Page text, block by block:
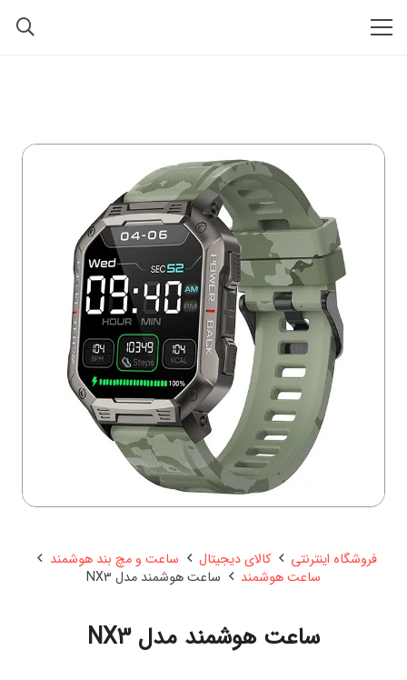
فروشگاه اینترنتی کالای دیجیتال
ساعت و مچ بند هوشمند
ساعت هوشمند
ساعت هوشمند مدل NX3
ساعت هوشمند مدل NX3